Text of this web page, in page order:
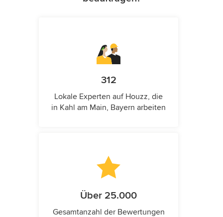
312
Lokale Experten auf Houzz, die
in Kahl am Main, Bayern arbeiten
Über 25.000
Gesamtanzahl der Bewertungen